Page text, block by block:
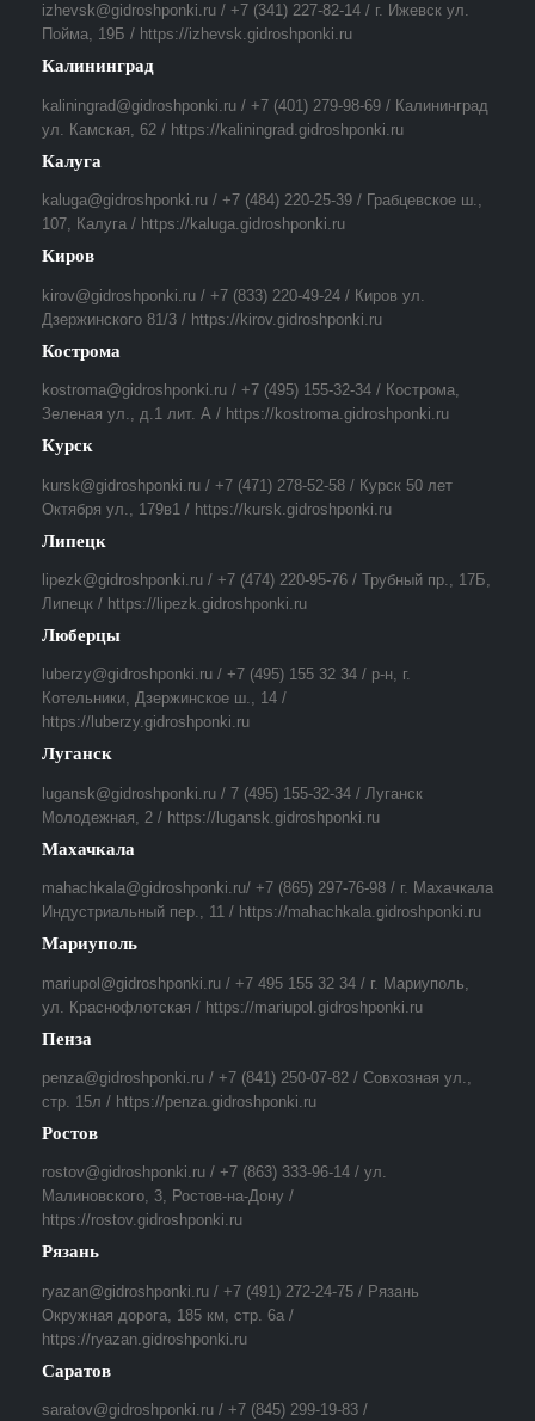
izhevsk@gidroshponki.ru / +7 (341) 227-82-14 / г. Ижевск ул.
Пойма, 19Б / https://izhevsk.gidroshponki.ru
Калининград
kaliningrad@gidroshponki.ru / +7 (401) 279-98-69 / Калининград
ул. Камская, 62 / https://kaliningrad.gidroshponki.ru
Калуга
kaluga@gidroshponki.ru / +7 (484) 220-25-39 / Грабцевское ш.,
107, Калуга / https://kaluga.gidroshponki.ru
Киров
kirov@gidroshponki.ru / +7 (833) 220-49-24 / Киров ул.
Дзержинского 81/3 / https://kirov.gidroshponki.ru
Кострома
kostroma@gidroshponki.ru / +7 (495) 155-32-34 / Кострома,
Зеленая ул., д.1 лит. А / https://kostroma.gidroshponki.ru
Курск
kursk@gidroshponki.ru / +7 (471) 278-52-58 / Курск 50 лет
Октября ул., 179в1 / https://kursk.gidroshponki.ru
Липецк
lipezk@gidroshponki.ru / +7 (474) 220-95-76 / Трубный пр., 17Б,
Липецк / https://lipezk.gidroshponki.ru
Люберцы
luberzy@gidroshponki.ru / +7 (495) 155 32 34 / р-н, г.
Котельники, Дзержинское ш., 14 /
https://luberzy.gidroshponki.ru
Луганск
lugansk@gidroshponki.ru / 7 (495) 155-32-34 / Луганск
Молодежная, 2 / https://lugansk.gidroshponki.ru
Махачкала
mahachkala@gidroshponki.ru/ +7 (865) 297-76-98 / г. Махачкала
Индустриальный пер., 11 / https://mahachkala.gidroshponki.ru
Мариуполь
mariupol@gidroshponki.ru / +7 495 155 32 34 / г. Мариуполь,
ул. Краснофлотская / https://mariupol.gidroshponki.ru
Пенза
penza@gidroshponki.ru / +7 (841) 250-07-82 / Совхозная ул.,
стр. 15л / https://penza.gidroshponki.ru
Ростов
rostov@gidroshponki.ru / +7 (863) 333-96-14 / ул.
Малиновского, 3, Ростов-на-Дону /
https://rostov.gidroshponki.ru
Рязань
ryazan@gidroshponki.ru / +7 (491) 272-24-75 / Рязань
Окружная дорога, 185 км, стр. 6а /
https://ryazan.gidroshponki.ru
Саратов
saratov@gidroshponki.ru / +7 (845) 299-19-83 /